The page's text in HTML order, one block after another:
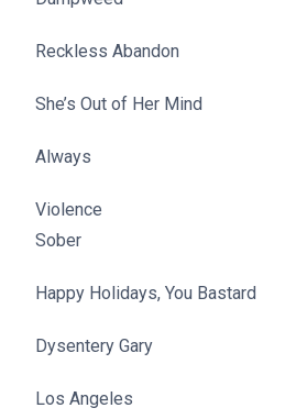
Reckless Abandon
She’s Out of Her Mind
Always
Violence
Sober
Happy Holidays, You Bastard
Dysentery Gary
Los Angeles